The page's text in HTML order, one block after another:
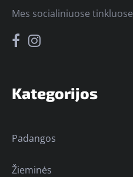
Kategorijos
Padangos
Žieminės
Mes socialiniuose tinkluose